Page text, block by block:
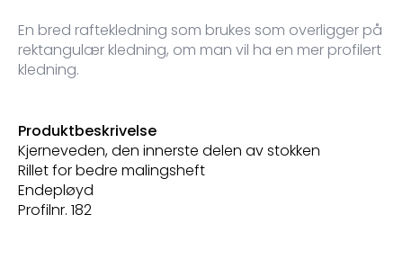
En bred raftekledning som brukes som overligger på
rektangulær kledning, om man vil ha en mer profilert
kledning.
Produktbeskrivelse
Kjerneveden, den innerste delen av stokken
Rillet for bedre malingsheft
Endepløyd
Profilnr. 182